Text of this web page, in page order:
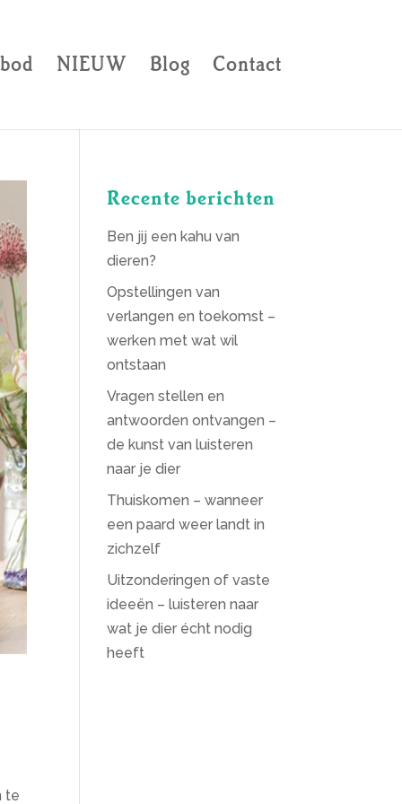
NIEUW Blog Contact
te
Recente berichten
Ben jij een kahu van
dieren?
Opstellingen van
verlangen en toekomst –
werken met wat wil
ontstaan
Vragen stellen en
antwoorden ontvangen –
de kunst van luisteren
naar je dier
Thuiskomen – wanneer
een paard weer landt in
zichzelf
Uitzonderingen of vaste
ideeën – luisteren naar
wat je dier écht nodig
heeft